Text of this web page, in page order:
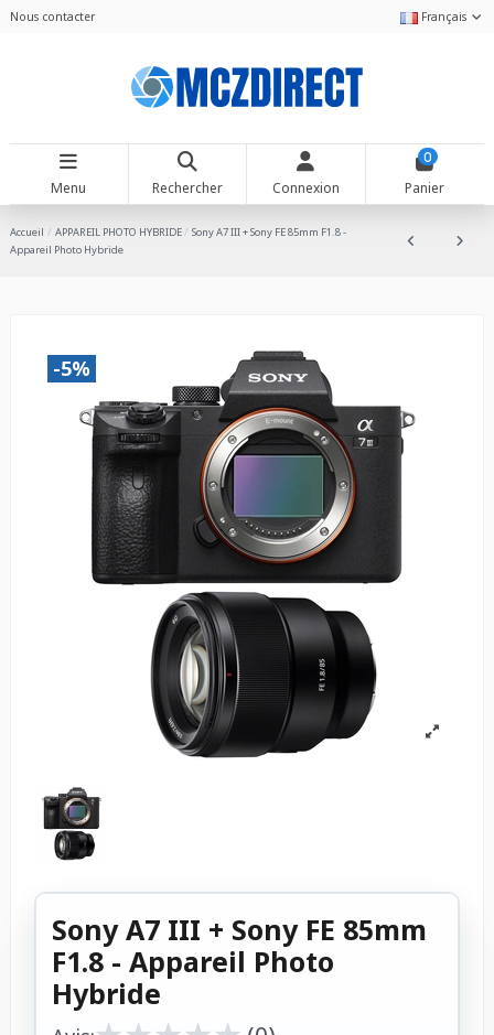
Nous contacter Français
Menu Rechercher Connexion
0
Panier
Accueil APPAREIL PHOTO HYBRIDE
Sony A7 III + Sony FE 85mm F1.8 -
Appareil Photo Hybride
-5%
Sony A7 III + Sony FE 85mm
F1.8 - Appareil Photo
Hybride